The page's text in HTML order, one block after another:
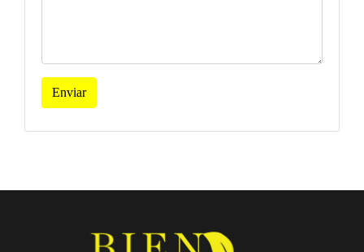
Enviar